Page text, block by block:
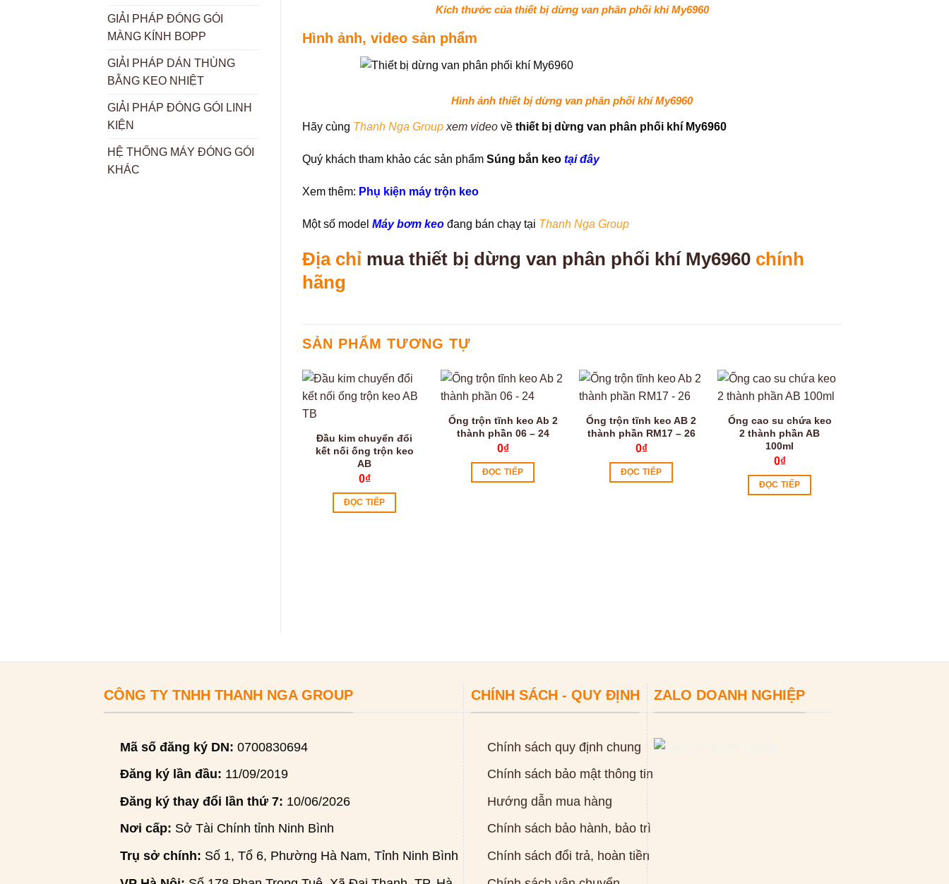
GIẢI PHÁP ĐÓNG GÓI
MÀNG KÍNH BOPP
GIẢI PHÁP DÁN THÙNG
BẰNG KEO NHIỆT
GIẢI PHÁP ĐÓNG GÓI LINH
KIỆN
HỆ THỐNG MÁY ĐÓNG GÓI
KHÁC
Kích thước của thiết bị dừng van phân phối khí My6960
Hình ảnh, video sản phẩm
Hình ảnh thiết bị dừng van phân phối khí My6960
Hãy cùng Thanh Nga Group xem video về thiết bị dừng van phân phối khí My6960
Quý khách tham khảo các sản phẩm Súng bắn keo tại đây
Xem thêm: Phụ kiện máy trộn keo
Một số model Máy bơm keo đang bán chạy tại Thanh Nga Group
Địa chỉ mua thiết bị dừng van phân phối khí My6960 chính
hãng
SẢN PHẨM TƯƠNG TỰ
Đầu kim chuyển đổi
kết nối ống trộn keo
AB
0₫
ĐỌC TIẾP
Ống trộn tĩnh keo Ab 2
thành phần 06 – 24
0₫
ĐỌC TIẾP
Ống trộn tĩnh keo AB 2
thành phần RM17 – 26
0₫
ĐỌC TIẾP
Ống cao su chứa keo
2 thành phần AB
100ml
0₫
ĐỌC TIẾP
CÔNG TY TNHH THANH NGA GROUP
Mã số đăng ký DN: 0700830694
Đăng ký lần đầu: 11/09/2019
Đăng ký thay đổi lần thứ 7: 10/06/2026
Nơi cấp: Sở Tài Chính tỉnh Ninh Bình
Trụ sở chính: Số 1, Tổ 6, Phường Hà Nam, Tỉnh Ninh Bình
CHÍNH SÁCH - QUY ĐỊNH
Chính sách quy định chung
Chính sách bảo mật thông tin
Hướng dẫn mua hàng
Chính sách bảo hành, bảo trì
Chính sách đổi trả, hoàn tiền
ZALO DOANH NGHIỆP